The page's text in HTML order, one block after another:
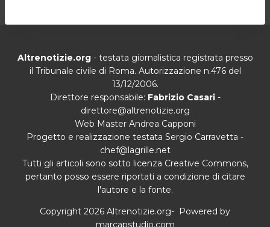
Altrenotizie.org- testata giornalistica registrata presso
il Tribunale civile di Roma. Autorizzazione n.476 del
13/12/2006.
Direttore responsabile: Fabrizio Casari-
direttore@altrenotizie.org
Web Master Andrea Capponi
Progetto e realizzazione testata Sergio Carravetta -
chef@lagrille.net
Tutti gli articoli sono sotto licenza Creative Commons,
pertanto posso essere riportati a condizione di citare
l'autore e la fonte.
Copyright 2026 Altrenotizie.org- Powered by
marcapstudio.com